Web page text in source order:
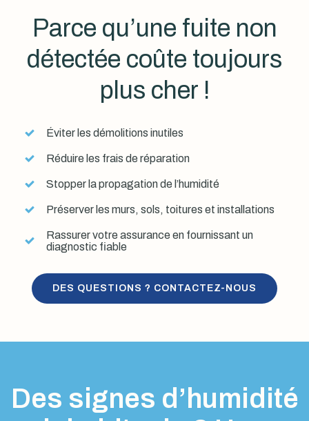
Parce qu’une fuite non
détectée coûte toujours
plus cher !
Éviter les démolitions inutiles
Réduire les frais de réparation
Stopper la propagation de l’humidité
Préserver les murs, sols, toitures et installations
Rassurer votre assurance en fournissant un
diagnostic fiable
DES QUESTIONS ? CONTACTEZ-NOUS
Des signes d’humidité